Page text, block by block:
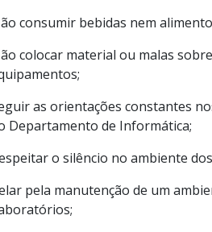
consumir bebidas nem
colocar material ou malas
as orientações constantes
Departamento de Informática;
o silêncio no ambiente
pela manutenção de um